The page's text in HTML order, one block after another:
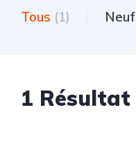
Tous (1) Neuf
1 Résultat